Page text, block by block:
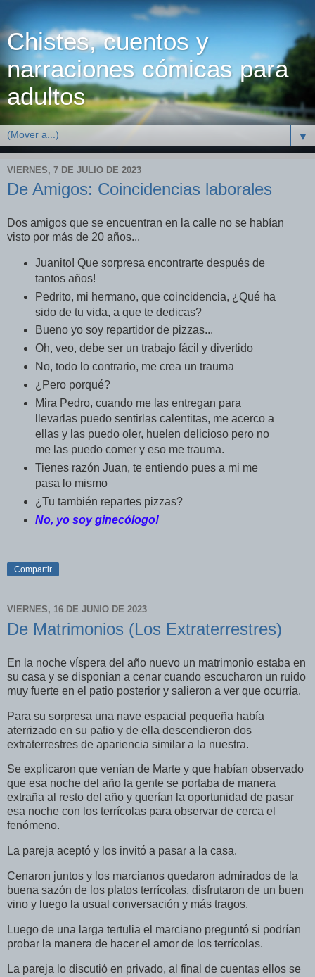
Chistes, cuentos y
narraciones cómicas para
adultos
▼
VIERNES, 7 DE JULIO DE 2023
De Amigos: Coincidencias laborales
Dos amigos que se encuentran en la calle no se habían
visto por más de 20 años...
Juanito! Que sorpresa encontrarte después de
tantos años!
Pedrito, mi hermano, que coincidencia, ¿Qué ha
sido de tu vida, a que te dedicas?
Bueno yo soy repartidor de pizzas...
Oh, veo, debe ser un trabajo fácil y divertido
No, todo lo contrario, me crea un trauma
¿Pero porqué?
Mira Pedro, cuando me las entregan para
llevarlas puedo sentirlas calentitas, me acerco a
ellas y las puedo oler, huelen delicioso pero no
me las puedo comer y eso me trauma.
Tienes razón Juan, te entiendo pues a mi me
pasa lo mismo
¿Tu también repartes pizzas?
No, yo soy ginecólogo!
Compartir
VIERNES, 16 DE JUNIO DE 2023
De Matrimonios (Los Extraterrestres)
En la noche víspera del año nuevo un matrimonio estaba en
su casa y se disponian a cenar cuando escucharon un ruido
muy fuerte en el patio posterior y salieron a ver que ocurría.
Para su sorpresa una nave espacial pequeña había
aterrizado en su patio y de ella descendieron dos
extraterrestres de apariencia similar a la nuestra.
Se explicaron que venían de Marte y que habían observado
que esa noche del año la gente se portaba de manera
extraña al resto del año y querían la oportunidad de pasar
esa noche con los terrícolas para observar de cerca el
fenómeno.
La pareja aceptó y los invitó a pasar a la casa.
Cenaron juntos y los marcianos quedaron admirados de la
buena sazón de los platos terrícolas, disfrutaron de un buen
vino y luego la usual conversación y más tragos.
Luego de una larga tertulia el marciano preguntó si podrían
probar la manera de hacer el amor de los terrícolas.
La pareja lo discutió en privado, al final de cuentas ellos se